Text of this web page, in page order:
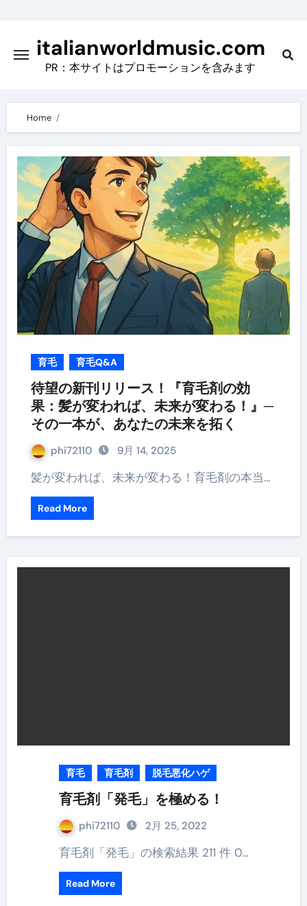
contentitalianworldmusic.com
PR：本サイトはプロモーションを含みます
Home
育毛 育毛Q&A
待望の新刊リリース！『育毛剤の効
果：髪が変われば、未来が変わる！』─
その一本が、あなたの未来を拓く
phi72110 9月 14, 2025
髪が変われば、未来が変わる！育毛剤の本当…
Read More
育毛 育毛剤 脱毛悪化ハゲ
育毛剤「発毛」を極める！
phi72110 2月 25, 2022
育毛剤「発毛」の検索結果 211 件 0…
Read More